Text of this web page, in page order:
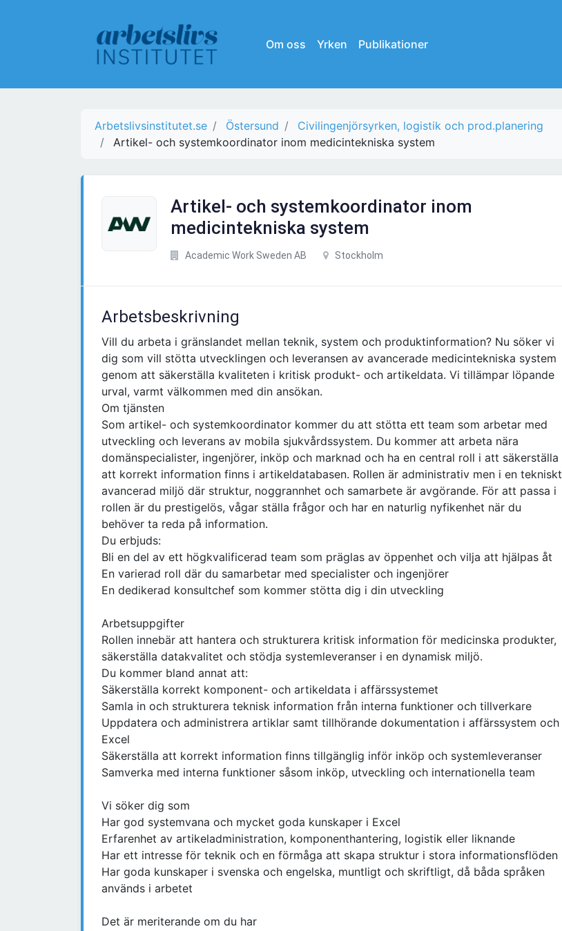
Om oss Yrken Publikationer
Arbetslivsinstitutet.se Östersund
Civilingenjörsyrken, logistik och prod.planering
Artikel- och systemkoordinator inom medicintekniska system
Artikel- och systemkoordinator inom
medicintekniska system
Academic Work Sweden AB Stockholm
Arbetsbeskrivning
Vill du arbeta i gränslandet mellan teknik, system och produktinformation? Nu söker vi
dig som vill stötta utvecklingen och leveransen av avancerade medicintekniska system
genom att säkerställa kvaliteten i kritisk produkt- och artikeldata. Vi tillämpar löpande
urval, varmt välkommen med din ansökan.
Om tjänsten
Som artikel- och systemkoordinator kommer du att stötta ett team som arbetar med
utveckling och leverans av mobila sjukvårdssystem. Du kommer att arbeta nära
domänspecialister, ingenjörer, inköp och marknad och ha en central roll i att säkerställa
att korrekt information finns i artikeldatabasen. Rollen är administrativ men i en tekniskt
avancerad miljö där struktur, noggrannhet och samarbete är avgörande. För att passa i
rollen är du prestigelös, vågar ställa frågor och har en naturlig nyfikenhet när du
behöver ta reda på information.
Du erbjuds:
Bli en del av ett högkvalificerad team som präglas av öppenhet och vilja att hjälpas åt
En varierad roll där du samarbetar med specialister och ingenjörer
En dedikerad konsultchef som kommer stötta dig i din utveckling
Arbetsuppgifter
Rollen innebär att hantera och strukturera kritisk information för medicinska produkter,
säkerställa datakvalitet och stödja systemleveranser i en dynamisk miljö.
Du kommer bland annat att:
Säkerställa korrekt komponent- och artikeldata i affärssystemet
Samla in och strukturera teknisk information från interna funktioner och tillverkare
Uppdatera och administrera artiklar samt tillhörande dokumentation i affärssystem och
Excel
Säkerställa att korrekt information finns tillgänglig inför inköp och systemleveranser
Samverka med interna funktioner såsom inköp, utveckling och internationella team
Vi söker dig som
Har god systemvana och mycket goda kunskaper i Excel
Erfarenhet av artikeladministration, komponenthantering, logistik eller liknande
Har ett intresse för teknik och en förmåga att skapa struktur i stora informationsflöden
Har goda kunskaper i svenska och engelska, muntligt och skriftligt, då båda språken
används i arbetet
Det är meriterande om du har